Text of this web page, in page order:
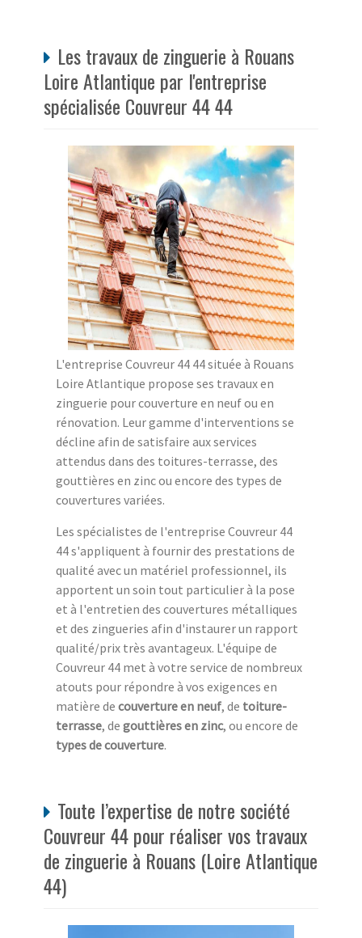
Les travaux de zinguerie à Rouans
Loire Atlantique par l'entreprise
spécialisée Couvreur 44 44
L'entreprise Couvreur 44 44 située à Rouans
Loire Atlantique propose ses travaux en
zinguerie pour couverture en neuf ou en
rénovation. Leur gamme d'interventions se
décline afin de satisfaire aux services
attendus dans des toitures-terrasse, des
gouttières en zinc ou encore des types de
couvertures variées.
Les spécialistes de l'entreprise Couvreur 44
44 s'appliquent à fournir des prestations de
qualité avec un matériel professionnel, ils
apportent un soin tout particulier à la pose
et à l'entretien des couvertures métalliques
et des zingueries afin d'instaurer un rapport
qualité/prix très avantageux. L'équipe de
Couvreur 44 met à votre service de nombreux
atouts pour répondre à vos exigences en
matière de couverture en neuf, de toiture-
terrasse, de gouttières en zinc, ou encore de
types de couverture.
Toute l’expertise de notre société
Couvreur 44 pour réaliser vos travaux
de zinguerie à Rouans (Loire Atlantique
44)